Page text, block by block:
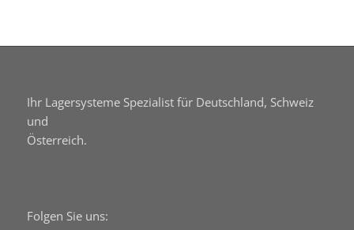
Ihr Lagersysteme Spezialist für Deutschland, Schweiz
und
Österreich.
Folgen Sie uns: